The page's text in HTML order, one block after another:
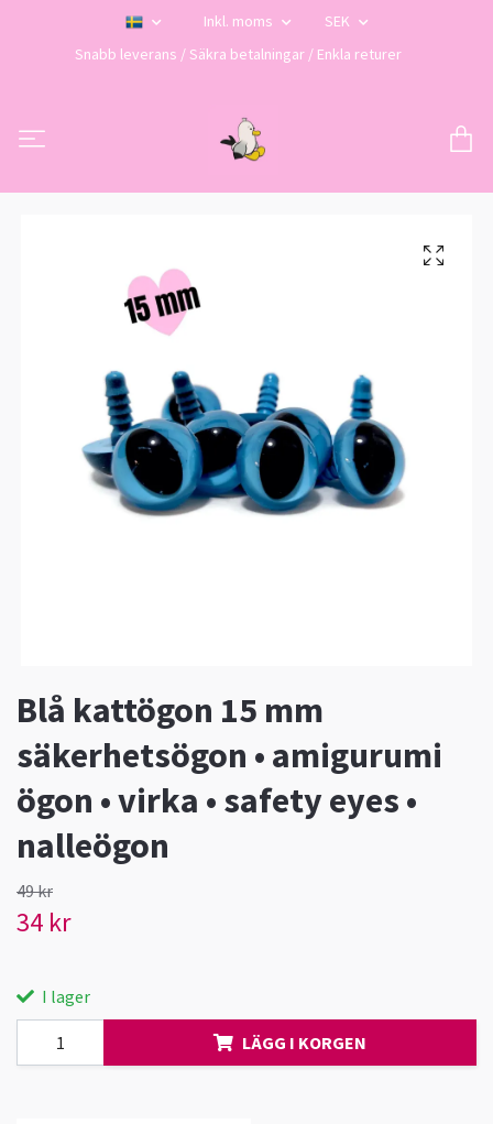
Inkl. moms
SEK
Snabb leverans / Säkra betalningar / Enkla returer
Blå kattögon 15 mm
säkerhetsögon • amigurumi
ögon • virka • safety eyes •
nalleögon
49 kr
34 kr
I lager
LÄGG I KORGEN